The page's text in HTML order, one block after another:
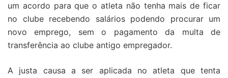
um acordo para que o atleta não tenha mais de ficar
no clube recebendo salários podendo procurar um
novo emprego, sem o pagamento da multa de
transferência ao clube antigo empregador.
A justa causa a ser aplicada no atleta que tenta